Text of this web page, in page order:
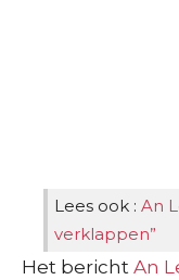
Lees ook : An
verklappen”
Het bericht An